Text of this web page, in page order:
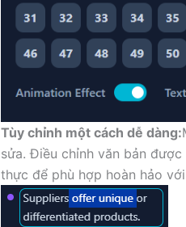
Tùy chỉnh một cách dễ dàng:
sửa. Điều chỉnh văn bản
thực để phù hợp hoàn hảo